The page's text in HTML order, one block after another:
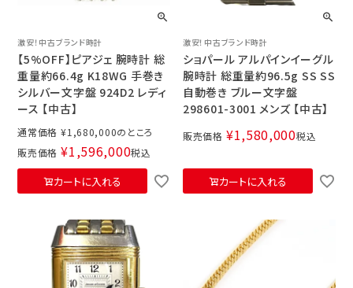
激安！中古ブランド時計
【5%OFF】ピアジェ 腕時計 総
重量約66.4g K18WG 手巻き
シルバー文字盤 924D2 レディ
ース 【中古】
通常価格 ¥1,680,000
販売価格 ¥1,596,000税込
カートに入れる
激安！中古ブランド時計
ショパール アルパインイーグル
腕時計 総重量約96.5g SS SS
自動巻き ブルー文字盤
298601-3001 メンズ 【中古】
販売価格 ¥1,580,000税込
カートに入れる